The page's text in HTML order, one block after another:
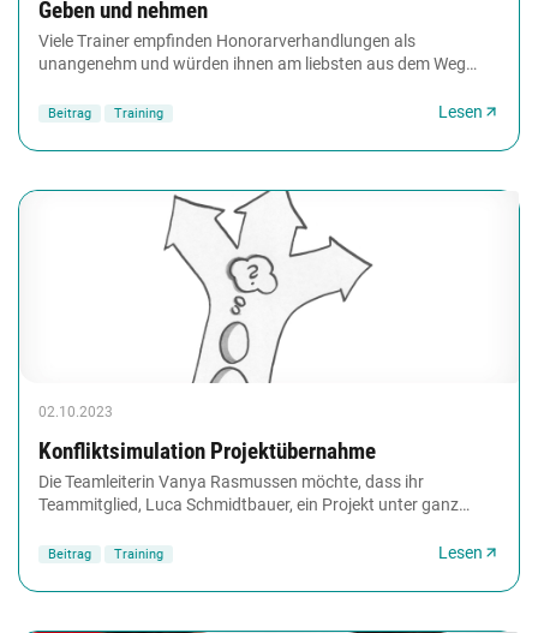
Geben und nehmen
Viele Trainer empfinden Honorarverhandlungen als
unangenehm und würden ihnen am liebsten aus dem Weg
Beitrag Training Lesen
02.10.2023
Konfliktsimulation Projektübernahme
Die Teamleiterin Vanya Rasmussen möchte, dass ihr
Teammitglied, Luca Schmidtbauer, ein Projekt unter ganz
Beitrag Training Lesen